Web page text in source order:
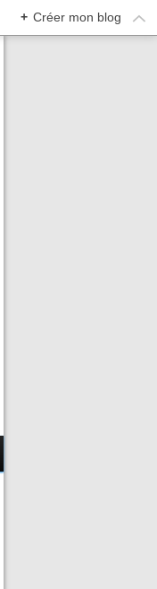
+ Créer mon blog